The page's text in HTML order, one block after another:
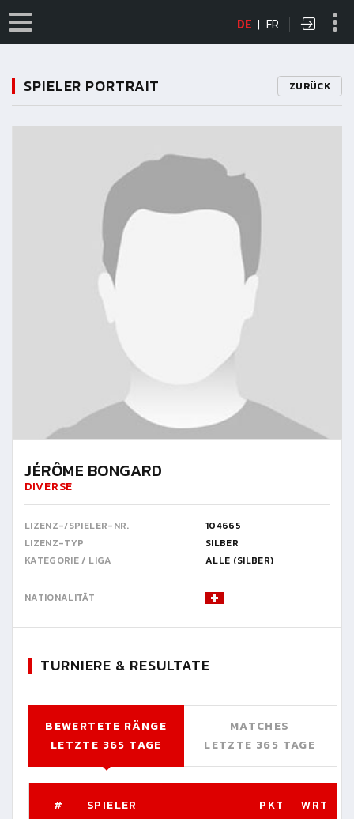
DE | FR
SPIELER PORTRAIT ZURÜCK
JÉRÔME BONGARD
DIVERSE
LIZENZ-/SPIELER-NR.
104665
LIZENZ-TYP
SILBER
KATEGORIE / LIGA
ALLE (SILBER)
NATIONALITÄT
TURNIERE & RESULTATE
BEWERTETE RÄNGE
LETZTE 365 TAGE
MATCHES
LETZTE 365 TAGE
# SPIELER PKT WRT